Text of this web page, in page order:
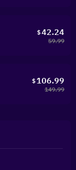
$42.24
59.99
$ 106.99
149.99